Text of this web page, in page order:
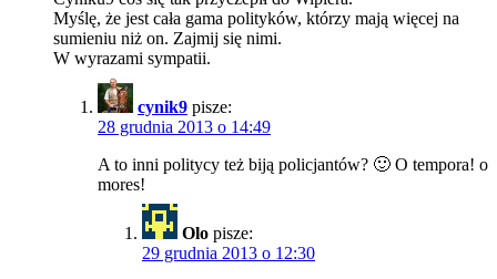
Myślę, że jest cała gama polityków, którzy mają więcej na
sumieniu niż on. Zajmij się nimi.
W wyrazami sympatii.
cynik9 pisze:
28 grudnia 2013 o 14:49
A to inni politycy też biją policjantów? 🙂 O tempora! o
mores!
Olo pisze:
29 grudnia 2013 o 12:30